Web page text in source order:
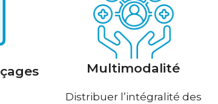
Multimodalité
Distribuer l’intégralité des